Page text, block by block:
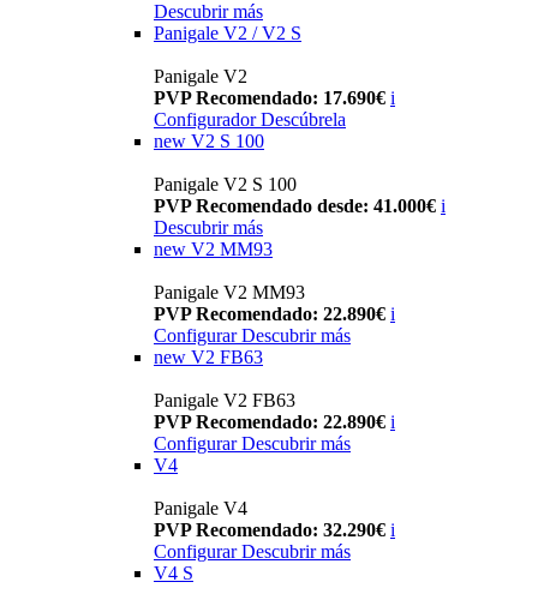
Descubrir más
Panigale V2 / V2 S
Panigale V2
PVP Recomendado: 17.690€ i
Configurador Descúbrela
new V2 S 100
Panigale V2 S 100
PVP Recomendado desde: 41.000€ i
Descubrir más
new V2 MM93
Panigale V2 MM93
PVP Recomendado: 22.890€ i
Configurar Descubrir más
new V2 FB63
Panigale V2 FB63
PVP Recomendado: 22.890€ i
Configurar Descubrir más
V4
Panigale V4
PVP Recomendado: 32.290€ i
Configurar Descubrir más
V4 S